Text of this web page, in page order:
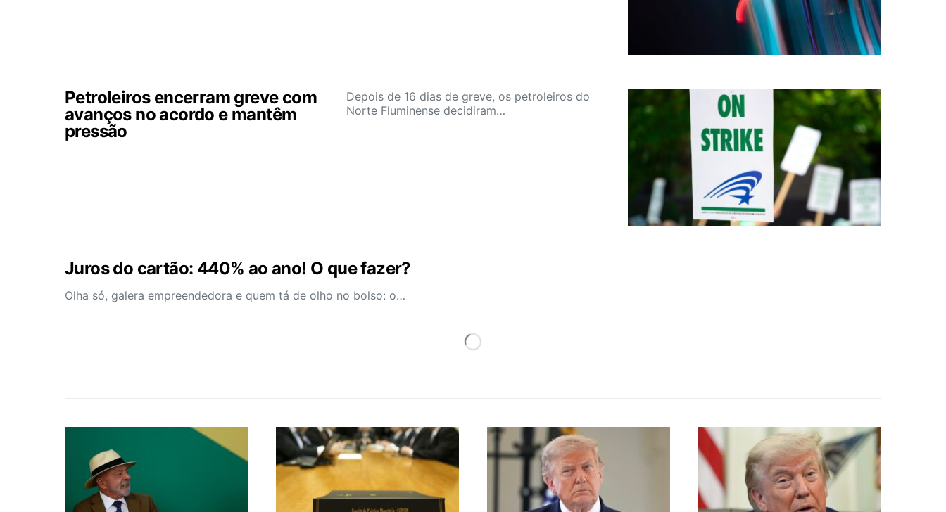
Petroleiros encerram greve com
avanços no acordo e mantêm
pressão
Depois de 16 dias de greve, os petroleiros do
Norte Fluminense decidiram…
Juros do cartão: 440% ao ano! O que fazer?
Olha só, galera empreendedora e quem tá de olho no bolso: o…